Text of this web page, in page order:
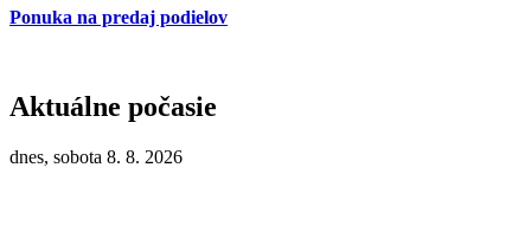
Ponuka na predaj podielov
Aktuálne počasie
dnes, sobota 8. 8. 2026